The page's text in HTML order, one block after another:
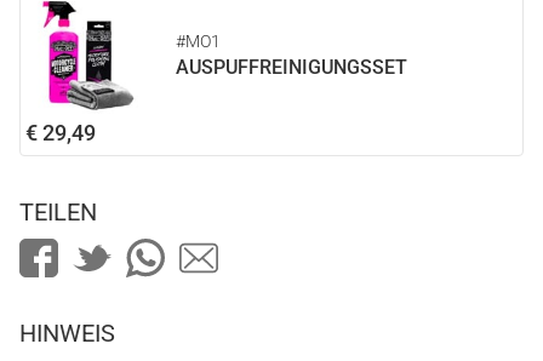
#MO1
AUSPUFFREINIGUNGSSET
€ 29,49
TEILEN
HINWEIS